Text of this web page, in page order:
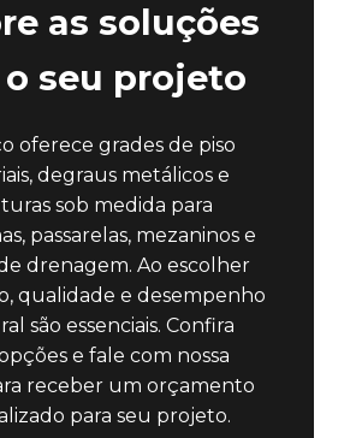
as soluções
o seu projeto
oferece grades de piso
degraus metálicos e
sob medida para
passarelas, mezaninos e
drenagem. Ao escolher
qualidade e desempenho
são essenciais. Confira
e fale com nossa
receber um orçamento
para seu projeto.